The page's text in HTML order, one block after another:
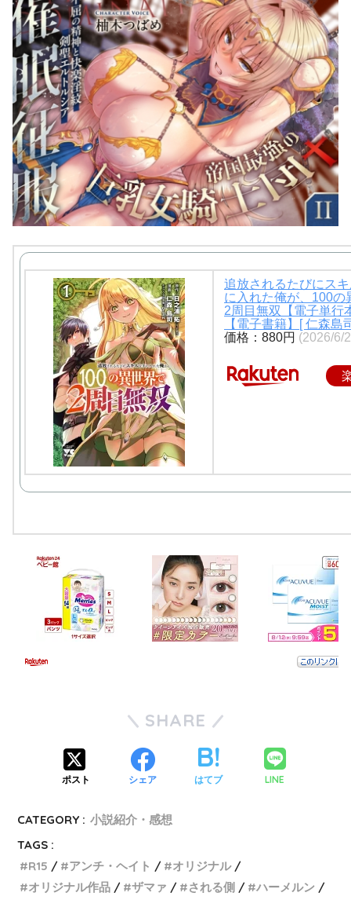
追放されるたびにス
に入れた俺が、100の
2周目無双【電子単
【電子書籍】[ 仁森島
価格：880円 (2026/6/
SHARE
ポスト シェア はてブ LINE
CATEGORY : 小説紹介・感想
TAGS :
R15
アンチ・ヘイト
オリジナル
オリジナル作品
ザマァ される側
ハーメルン